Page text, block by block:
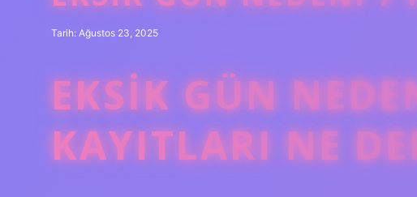
Tarih: Ağustos 23, 2025
EKSIK GÜN
KAYITLARI NE